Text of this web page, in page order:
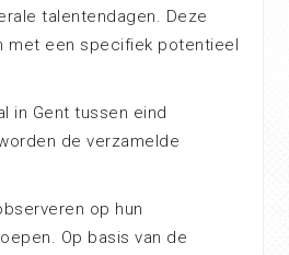
talentendagen. Deze
met een specifiek potentieel
in Gent tussen eind
de verzamelde
op hun
Op basis van de